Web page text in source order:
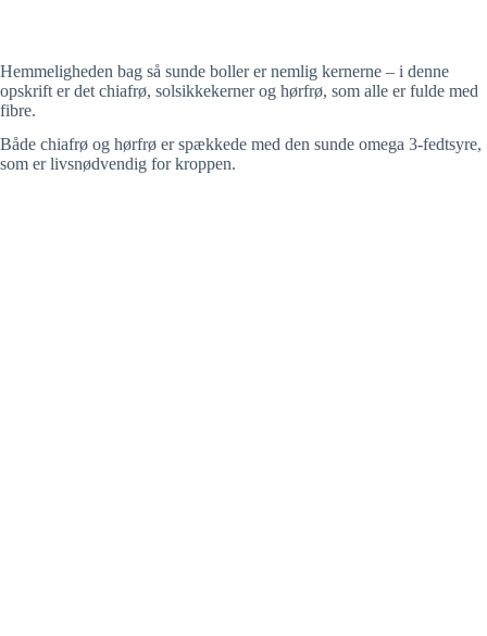
Hemmeligheden bag så sunde boller er nemlig kernerne – i denne
opskrift er det chiafrø, solsikkekerner og hørfrø, som alle er fulde med
fibre.
Både chiafrø og hørfrø er spækkede med den sunde omega 3-fedtsyre,
som er livsnødvendig for kroppen.